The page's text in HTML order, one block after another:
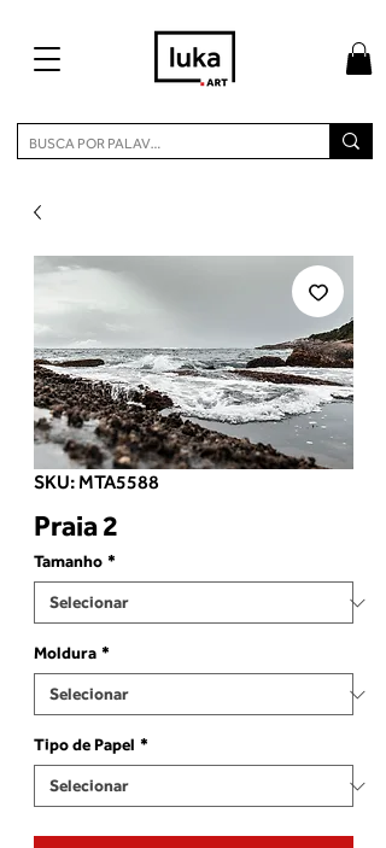
SKU: MTA5588
Praia 2
Tamanho *
Moldura *
Tipo de Papel *